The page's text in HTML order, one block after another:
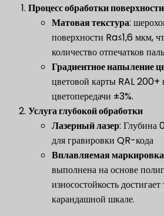
​Процесс обработки поверхности​
Матовая текстура​:
поверхности Ra≤1,6 мкм,
количество отпечатков
​Градиентное напыление
цветовой карты RAL 200+
цветопередачи ±3%.
​Услуга глубокой обработки​
​Лазерный лазер​​: Глубина
для гравировки QR-кода
​Вплавляемая маркировка​
выполнена на основе
износостойкость
карандашной шкале.